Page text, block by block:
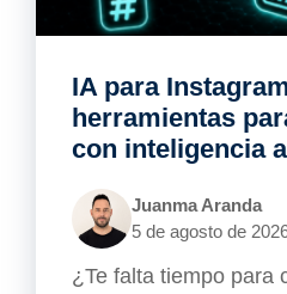
IA para
herramientas
con inteligencia
Juanma Aranda
5 de agosto de
¿Te falta tiempo para